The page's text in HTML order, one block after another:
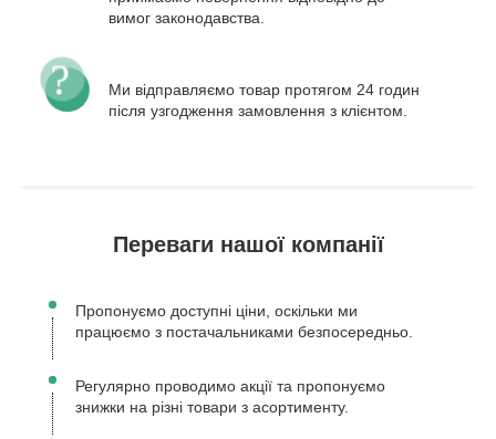
вимог законодавства.
Ми відправляємо товар протягом 24 годин
після узгодження замовлення з клієнтом.
Переваги нашої компанії
Пропонуємо доступні ціни, оскільки ми
працюємо з постачальниками безпосередньо.
Регулярно проводимо акції та пропонуємо
знижки на різні товари з асортименту.